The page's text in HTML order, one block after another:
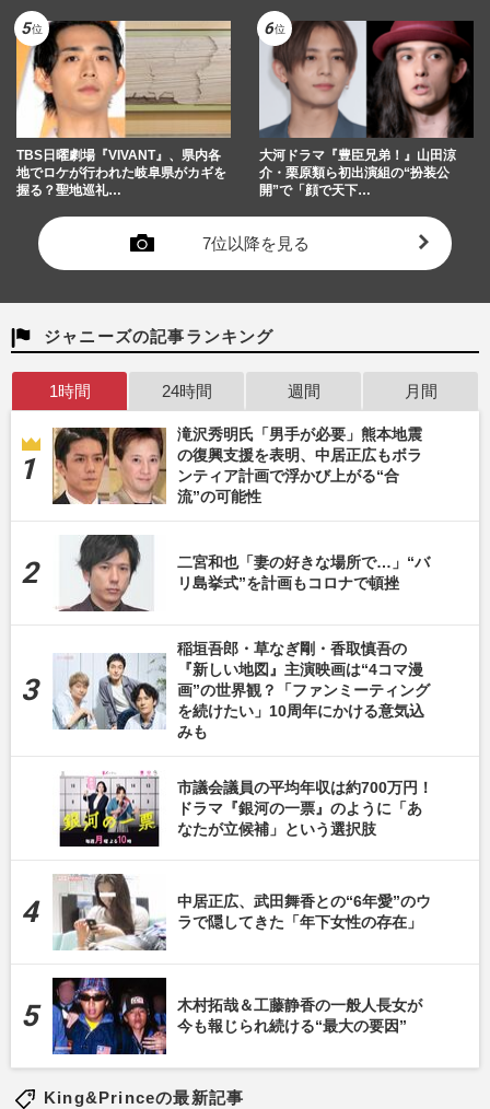
TBS日曜劇場『VIVANT』、県内各
地でロケが行われた岐阜県がカギを
握る？聖地巡礼…
大河ドラマ『豊臣兄弟！』山田涼
介・栗原類ら初出演組の“扮装公
開”で「顔で天下…
7位以降を見る
ジャニーズの記事ランキング
1時間 24時間 週間 月間
滝沢秀明氏「男手が必要」熊本地震
の復興支援を表明、中居正広もボラ
ンティア計画で浮かび上がる“合
流”の可能性
二宮和也「妻の好きな場所で…」“バ
リ島挙式”を計画もコロナで頓挫
稲垣吾郎・草なぎ剛・香取慎吾の
『新しい地図』主演映画は“4コマ漫
画”の世界観？「ファンミーティング
を続けたい」10周年にかける意気込
みも
市議会議員の平均年収は約700万円！
ドラマ『銀河の一票』のように「あ
なたが立候補」という選択肢
中居正広、武田舞香との“6年愛”のウ
ラで隠してきた「年下女性の存在」
木村拓哉＆工藤静香の一般人長女が
今も報じられ続ける“最大の要因”
King&Princeの最新記事